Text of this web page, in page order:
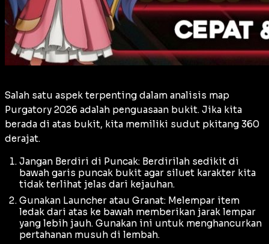
Salah satu aspek terpenting dalam analisis map
Purgatory 2026 adalah penguasaan bukit. Jika kita
berada di atas bukit, kita memiliki sudut pkitang 360
derajat.
Jangan Berdiri di Puncak: Berdirilah sedikit di
bawah garis puncak bukit agar siluet karakter kita
tidak terlihat jelas dari kejauhan.
Gunakan Launcher atau Granat: Melempar item
ledak dari atas ke bawah memberikan jarak lempar
yang lebih jauh. Gunakan ini untuk menghancurkan
pertahanan musuh di lembah.